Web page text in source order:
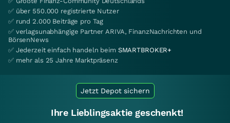
✅ über 550.000 registrierte Nutzer
✅ rund 2.000 Beiträge pro Tag
✅ verlagsunabhängige Partner ARIVA, FinanzNachrichten und
BörsenNews
✅ Jederzeit einfach handeln beim SMARTBROKER+
✅ mehr als 25 Jahre Marktpräsenz
Jetzt Depot sichern
Ihre Lieblingsaktie geschenkt!